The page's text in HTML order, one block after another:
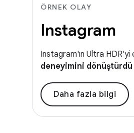
ÖRNEK OLAY
Instagram
Instagram'ın Ultra HDR'yi
deneyimini dönüştürdü
Daha fazla bilgi